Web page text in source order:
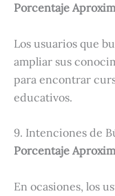
Porcentaje
Los usuarios que
ampliar sus
para encontrar
educativos.
9. Intenciones de
Porcentaje
En ocasiones, los